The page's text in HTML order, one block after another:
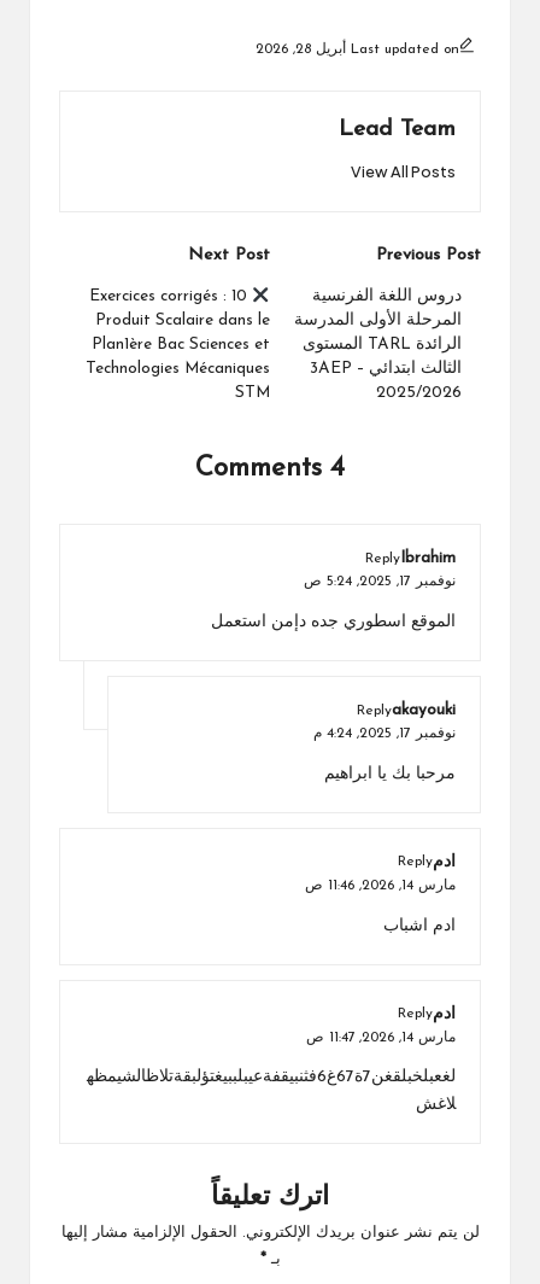
Last updated on أبريل 28, 2026
Lead Team
View All Posts
Post
navigation
Previous Post
دروس اللغة الفرنسية
المرحلة الأولى المدرسة
الرائدة TARL المستوى
الثالث ابتدائي 3AEP –
2025/2026
Next Post
10 Exercices corrigés :
Produit Scalaire dans le
Plan1ère Bac Sciences et
Technologies Mécaniques
STM
4 Comments
Ibrahim
Reply
نوفمبر 17, 2025,
5:24 ص
الموقع اسطوري جده دإمن استعمل
akayouki
Reply
نوفمبر 17, 2025,
4:24 م
مرحبا بك يا ابراهيم
ادمReply
مارس 14, 2026,
11:46 ص
ادم اشباب
ادمReply
مارس 14, 2026,
11:47 ص
لغعبلخبلقغن7ة67غ6فثنبيقفةعيبلببيغتؤلبقةتلاظالشيمظه
لاغش
اترك تعليقاً
لن يتم نشر عنوان بريدك الإلكتروني.
الحقول الإلزامية مشار إليها
بـ*